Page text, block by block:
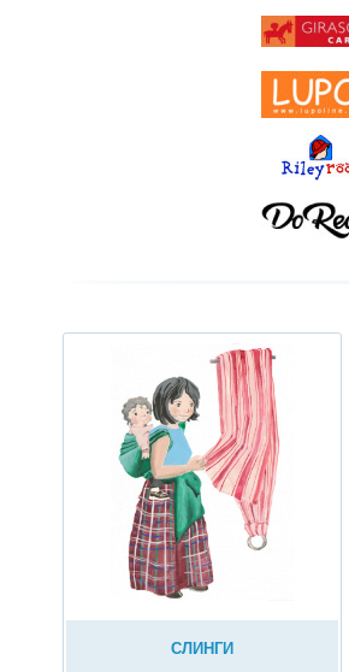
СЛИНГИ